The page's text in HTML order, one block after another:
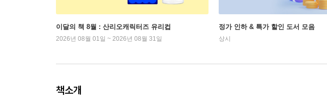
이달의 책 8월 : 산리오캐릭터즈 유리컵
2026년 08월 01일 ~ 2026년 08월 31일
정가 인하 & 특가 할인 도서 모음
상시
책소개